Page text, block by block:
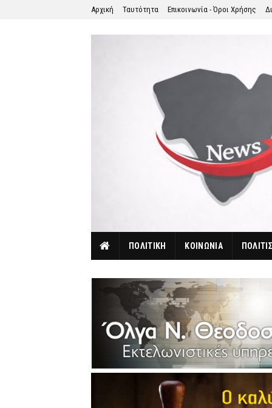
Αρχική Ταυτότητα Επικοινωνία - Όροι Χρήσης
ΠΟΛΙΤΙΚΗ ΚΟΙΝΩΝΙΑ